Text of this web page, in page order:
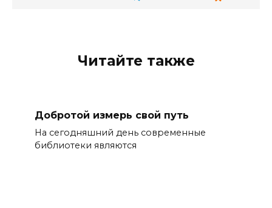
Читайте также
Добротой измерь свой путь
На сегодняшний день современные
библиотеки являются